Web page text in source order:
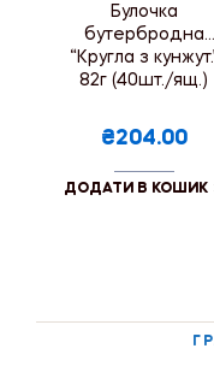
Булочка
бутербродна
“Кругла з
82г (40шт./ящ.)
₴204.00
ДОДАТИ В КОШИК